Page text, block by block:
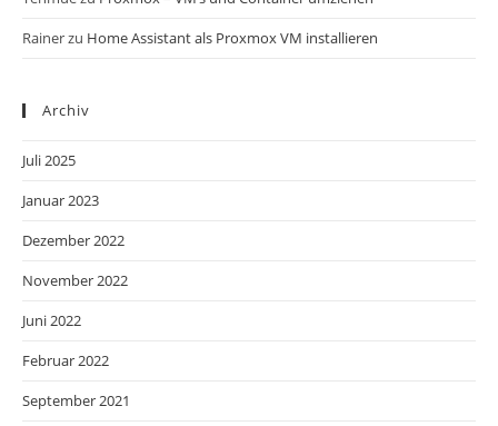
Rainerzu Home Assistant als Proxmox VM installieren
Archiv
Juli 2025
Januar 2023
Dezember 2022
November 2022
Juni 2022
Februar 2022
September 2021